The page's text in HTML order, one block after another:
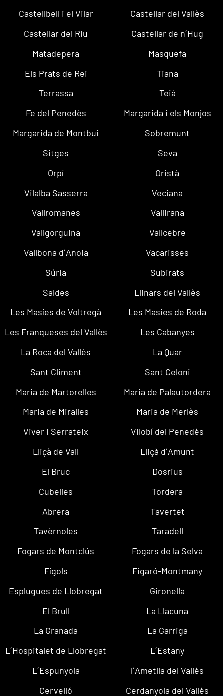
Castellbell i el Vilar
Castellar del Vallès
Castellar del Riu
Castellar de n´Hug
Matadepera
Masquefa
Els Prats de Rei
Tiana
Terrassa
Teià
Fe del Penedès
Margarida i els Monjos
Margarida de Montbui
Sobremunt
Sitges
Seva
Orpí
Oristà
Vilalba Sasserra
Veciana
Vallromanes
Vallirana
Vallgorguina
Vallcebre
Vallbona d´Anoia
Vacarisses
Súria
Subirats
Saldes
Llinars del Vallès
Les Masíes de Voltregà
Les Masies de Roda
Les Franqueses del Vallès
Les Cabanyes
La Roca del Vallès
La Quar
Sant Climent
Sant Celoni
Maria de Martorelles
Maria de Palautordera
Maria de Miralles
Maria de Merlès
Viver i Serrateix
Vilobí del Penedès
Lliçà de Vall
Lliçà d´Amunt
El Bruc
Dosrius
Cubelles
Tordera
Abrera
Tavertet
Tavèrnoles
Taradell
Fogars de Montclús
Fogars de la Selva
Fígols
Figaró-Montmany
Esplugues de Llobregat
Gironella
El Brull
La Llacuna
La Granada
La Garriga
L´Hospitalet de Llobregat
L´Estany
L´Espunyola
l´Ametlla del Vallès
Cervelló
Cerdanyola del Vallès